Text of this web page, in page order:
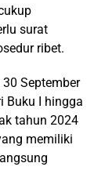
surat
ribet.
September
Buku I hingga
tahun 2024
memiliki